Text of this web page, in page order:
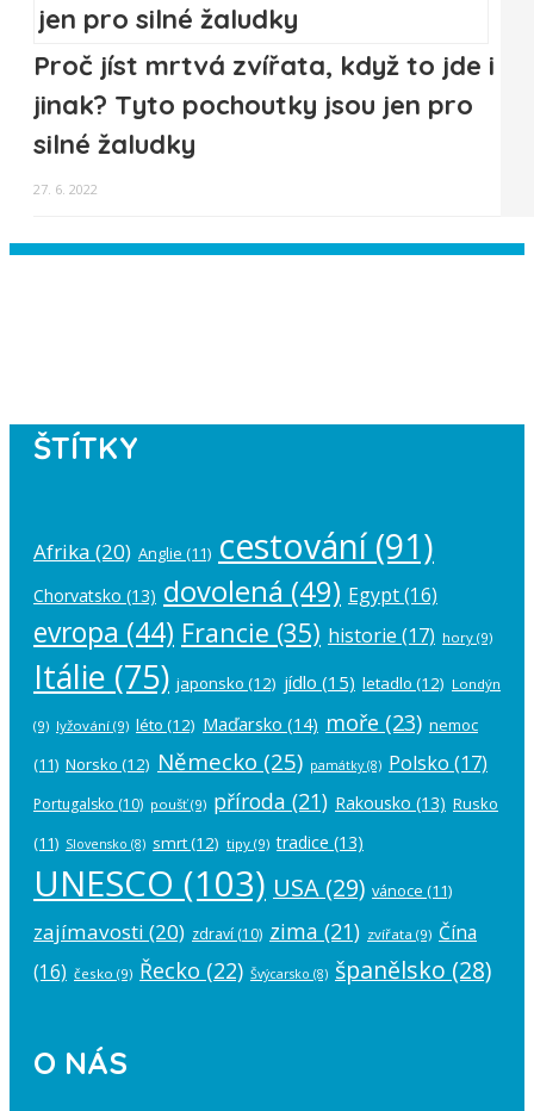
Proč jíst mrtvá zvířata, když to jde i
jinak? Tyto pochoutky jsou jen pro
silné žaludky
27. 6. 2022
ŠTÍTKY
Afrika (20) Anglie (11) cestování(91)
Chorvatsko (13) dovolená (49) Egypt(16)
evropa (44) Francie (35) historie (17) hory (9)
Itálie (75) japonsko (12) jídlo (15) letadlo (12) Londýn
(9) lyžování (9) léto (12) Maďarsko (14) moře (23) nemoc
(11) Norsko (12) Německo (25) památky(8) Polsko (17)
Portugalsko (10) poušť(9) příroda (21) Rakousko (13) Rusko
(11) Slovensko (8) smrt(12) tipy (9) tradice (13)
UNESCO (103) USA (29) vánoce (11)
zajímavosti (20) zdraví (10) zima (21) zvířata (9) Čína
(16) česko (9) Řecko (22) Švýcarsko (8) španělsko (28)
O NÁS